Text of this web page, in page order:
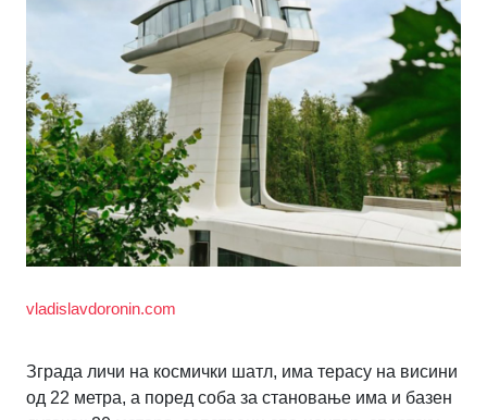
vladislavdoronin.com
Зграда личи на космички шатл, има терасу на висини
од 22 метра, а поред соба за становање има и базен